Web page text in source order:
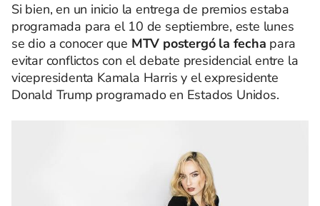
Si bien, en un inicio la entrega de premios estaba
programada para el 10 de septiembre, este lunes
se dio a conocer que MTV postergó la fecha para
evitar conflictos con el debate presidencial entre la
vicepresidenta Kamala Harris y el expresidente
Donald Trump programado en Estados Unidos.